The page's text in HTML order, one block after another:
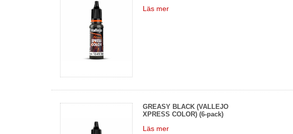
Läs mer
GREASY BLACK (VALLEJO
XPRESS COLOR) (6-pack)
Läs mer